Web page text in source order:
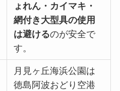
ょれん・カイマキ・
網付き大型具の使用
は避けるのが安全で
す。
月見ヶ丘海浜公園は
徳島阿波おどり空港